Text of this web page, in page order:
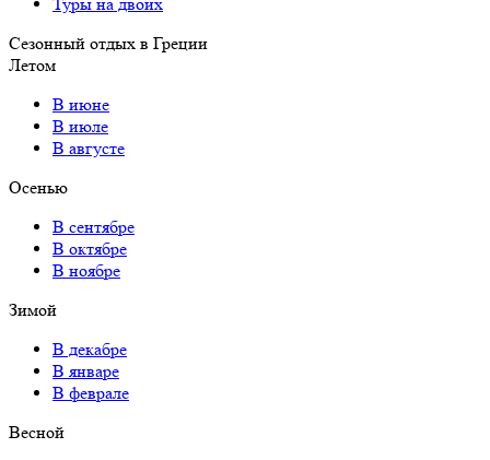
Сезонный отдых в Греции
Летом
В июне
В июле
В августе
Осенью
В сентябре
В октябре
В ноябре
Зимой
В декабре
В январе
В феврале
Весной